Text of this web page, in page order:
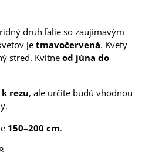
druh ľalie so zaujímavým
je tmavočervená. Kvety
stred. Kvitne od júna do
k rezu, ale určite budú vhodnou
150–200 cm.